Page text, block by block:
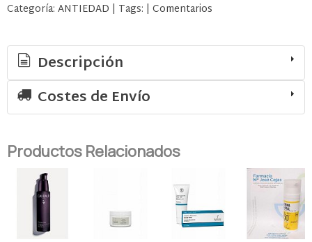
Categoría: ANTIEDAD | Tags: | Comentarios
Descripción
Costes de Envío
Productos Relacionados